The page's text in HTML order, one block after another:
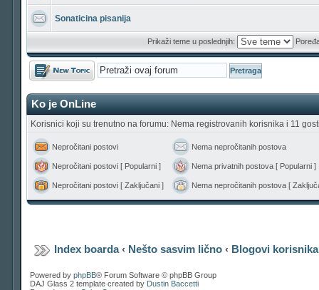
Sonaticina pisanija
Prikaži teme u poslednjih:
Počni novu temu
Ko je OnLine
Korisnici koji su trenutno na forumu: Nema registrovanih korisnika i 11
Nepročitani postovi Nema nepročitanih postova
Nepročitani postovi [ Popularni ] Nema privatnih postova [ Popularni ]
Nepročitani postovi [ Zaključani ] Nema nepročitanih postova [
Index boarda‹ Nešto sasvim lično ‹ Blogovi korisnika
Powered by phpBB® Forum Software © phpBB Group
DAJ Glass 2 template created by Dustin Baccetti